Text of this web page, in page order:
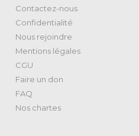
Contactez-nous
Confidentialité
Nous rejoindre
Mentions légales
CGU
Faire un don
FAQ
Nos chartes